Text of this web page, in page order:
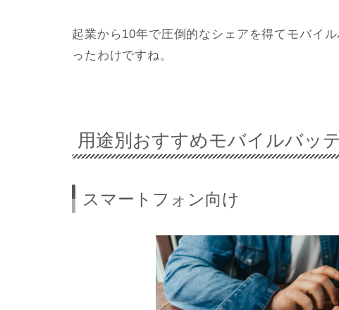
起業から10年で圧倒的なシェアを得てモバイ
ったわけですね。
用途別おすすめモバイルバッ
スマートフォン向け